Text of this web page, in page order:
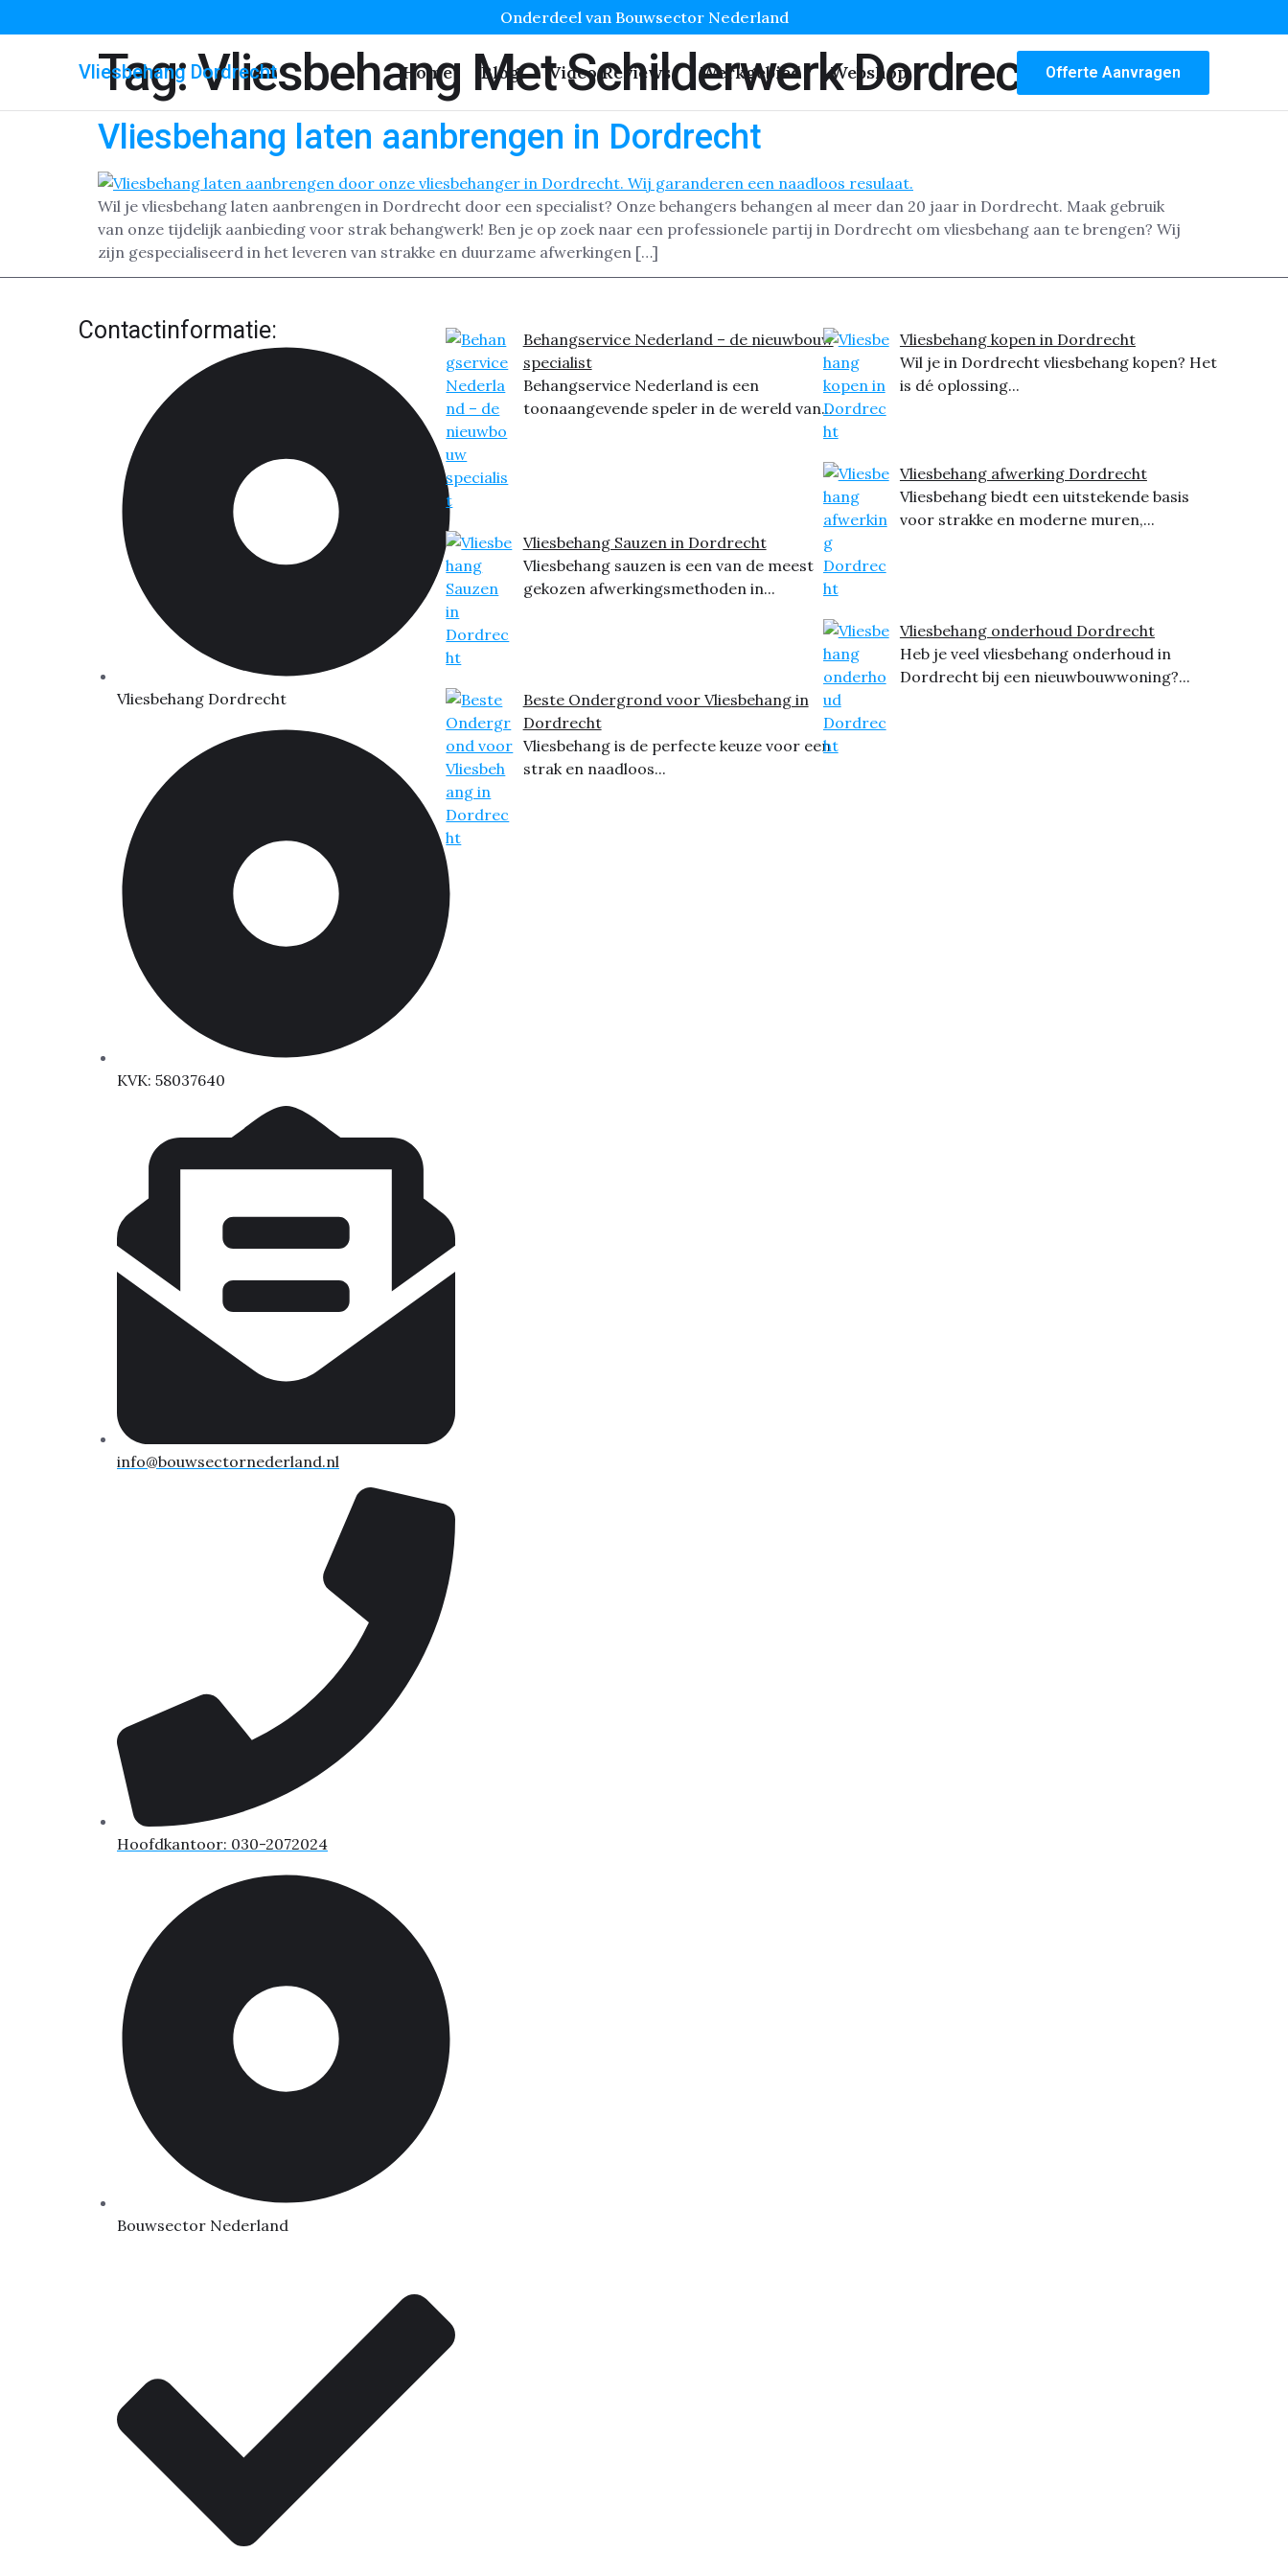
Onderdeel van Bouwsector Nederland
Vliesbehang Dordrecht Home Blog Video Reviews Werkgebied Webshop Offerte Aanvragen
Tag:Vliesbehang Met Schilderwerk Dordrecht
Vliesbehang laten aanbrengen in Dordrecht
Wil je vliesbehang laten aanbrengen in Dordrecht door een specialist? Onze behangers behangen al meer dan 20 jaar in Dordrecht. Maak gebruik
van onze tijdelijk aanbieding voor strak behangwerk! Ben je op zoek naar een professionele partij in Dordrecht om vliesbehang aan te brengen? Wij
zijn gespecialiseerd in het leveren van strakke en duurzame afwerkingen […]
Contactinformatie:
Vliesbehang Dordrecht
KVK: 58037640
info@bouwsectornederland.nl
Hoofdkantoor: 030-2072024
Bouwsector Nederland
Behangservice Nederland – de nieuwbouw
specialist
Behangservice Nederland is een
toonaangevende speler in de wereld van...
Vliesbehang Sauzen in Dordrecht
Vliesbehang sauzen is een van de meest
gekozen afwerkingsmethoden in...
Beste Ondergrond voor Vliesbehang in
Dordrecht
Vliesbehang is de perfecte keuze voor een
strak en naadloos...
Vliesbehang kopen in Dordrecht
Wil je in Dordrecht vliesbehang kopen? Het
is dé oplossing...
Vliesbehang afwerking Dordrecht
Vliesbehang biedt een uitstekende basis
voor strakke en moderne muren,...
Vliesbehang onderhoud Dordrecht
Heb je veel vliesbehang onderhoud in
Dordrecht bij een nieuwbouwwoning?...